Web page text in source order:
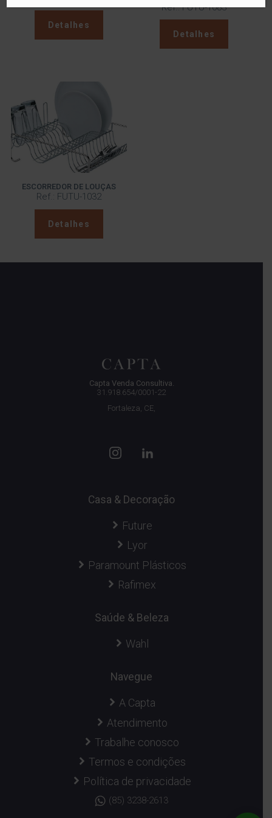
Detalhes
Ref.: FUTU-1083
Detalhes
ESCORREDOR DE LOUÇAS
Ref.: FUTU-1032
Detalhes
Capta Venda Consultiva.
31.918.654/0001-22
Fortaleza, CE,
Casa & Decoração
Future
Lyor
Paramount Plásticos
Rafimex
Saúde & Beleza
Wahl
Navegue
A Capta
Atendimento
Trabalhe conosco
Termos e condições
Política de privacidade
(85) 3238-2613